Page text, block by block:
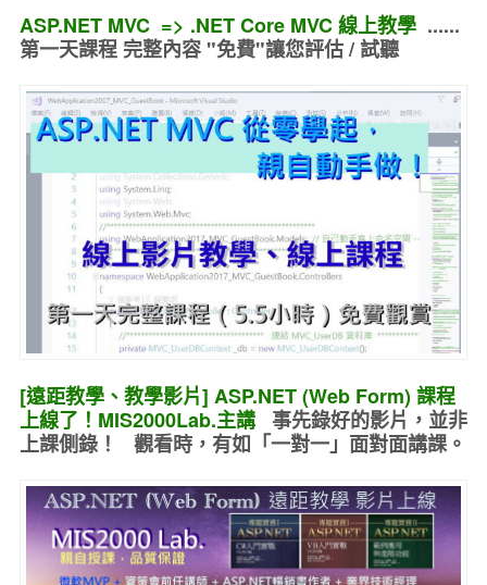
ASP.NET MVC => .NET Core MVC 線上教學......
第一天課程 完整內容 "免費"讓您評估 / 試聽
[遠距教學、教學影片] ASP.NET (Web Form) 課程
上線了！MIS2000Lab.主講 事先錄好的影片，並非
上課側錄！ 觀看時，有如 「一對一」面對面講課。